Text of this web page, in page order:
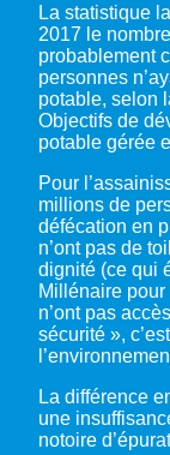
La statistique
2017 le
probablement
personnes
potable, selon
Objectifs de
potable gérée
Pour
millions de
défécation en
n’ont pas de
dignité (ce qui
Millénaire
n’ont pas
sécurité »,
La différence
une
notoire